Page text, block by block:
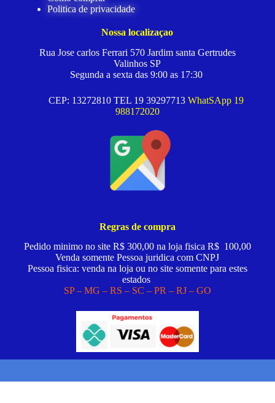
Politica de privacidade
Nossa localizaçao
Rua Jose carlos Ferrari 570 Jardim santa Gertrudes
Valinhos SP
Segunda a sexta das 9:00 as 17:30
CEP: 13272810 TEL 19 39297713 WhatSApp 19
988172020
Regras de compra
Pedido minimo no site R$ 300,00 na loja fisica R$ 100,00
Venda somente Pessoa juridica com CNPJ
Pessoa fisica: venda na loja ou no site somente para estes
estados
SP – MG – RS – SC – PR – RJ – GO